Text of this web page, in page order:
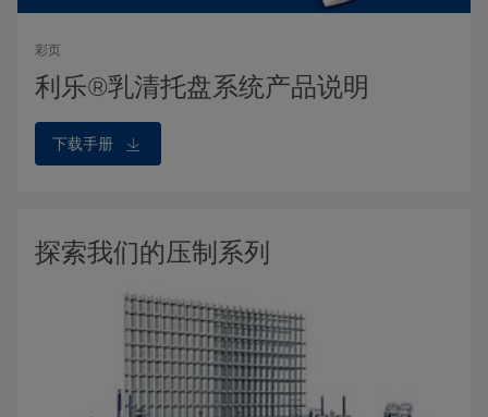
彩页
利乐®乳清托盘系统产品说明
下载手册
探索我们的压制系列